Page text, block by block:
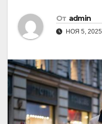
От admin
НОЯ 5, 2025